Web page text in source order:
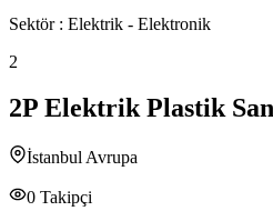
Sektör : Elektrik - Elektronik
2
2P Elektrik Plastik
İstanbul Avrupa
0 Takipçi